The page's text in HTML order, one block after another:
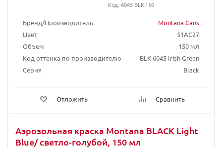
Бренд/Производитель
Montana Cans
Цвет
51AC27
Объем
150 мл
Код оттенка по производителю
BLK 6045 Irish Green
Серия
Black
Отложить Сравнить
Код: 6045 BLK-150
Аэрозольная краска Montana BLACK Light
Blue/ светло-голубой, 150 мл